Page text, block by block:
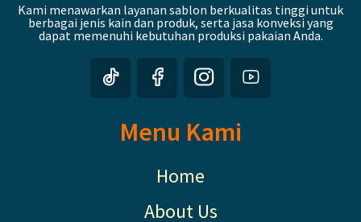
Kami menawarkan layanan sablon berkualitas tinggi untuk
berbagai jenis kain dan produk, serta jasa konveksi yang
dapat memenuhi kebutuhan produksi pakaian Anda.
Menu Kami
Home
About Us